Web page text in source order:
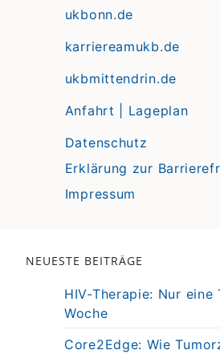
ukbonn.de
karriereamukb.de
ukbmittendrin.de
Anfahrt | Lageplan
Datenschutz
Erklärung zur
Impressum
NEUESTE BEITRÄGE
HIV-Therapie: Nur
Woche
Core2Edge: Wie